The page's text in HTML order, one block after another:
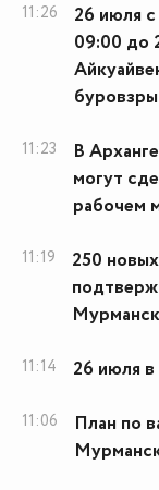
11:26
26 июля
09:00 до
11:23
В
могут
рабочем
11:19
250
11:14 26 июля
11:06
План по